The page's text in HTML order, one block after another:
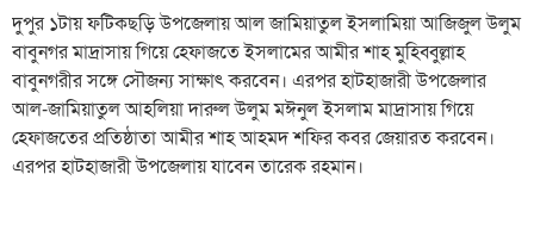
দুপুর ১টায় ফটিকছড়ি উপজেলায় আল জামিয়াতুল ইসলামিয়া আজিজুল উলুম
বাবুনগর মাদ্রাসায় গিয়ে হেফাজতে ইসলামের আমীর শাহ মুহিব্বুল্লাহ
বাবুনগরীর সঙ্গে সৌজন্য সাক্ষাৎ করবেন। এরপর হাটহাজারী উপজেলার
আল-জামিয়াতুল আহলিয়া দারুল উলুম মঈনুল ইসলাম মাদ্রাসায় গিয়ে
হেফাজতের প্রতিষ্ঠাতা আমীর শাহ আহমদ শফির কবর জেয়ারত করবেন।
এরপর হাটহাজারী উপজেলায় যাবেন তারেক রহমান।